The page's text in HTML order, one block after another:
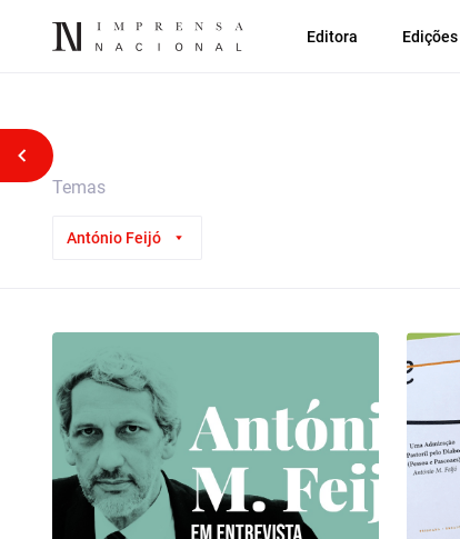
Editora Edições
Voltar atrás
Temas
António Feijó